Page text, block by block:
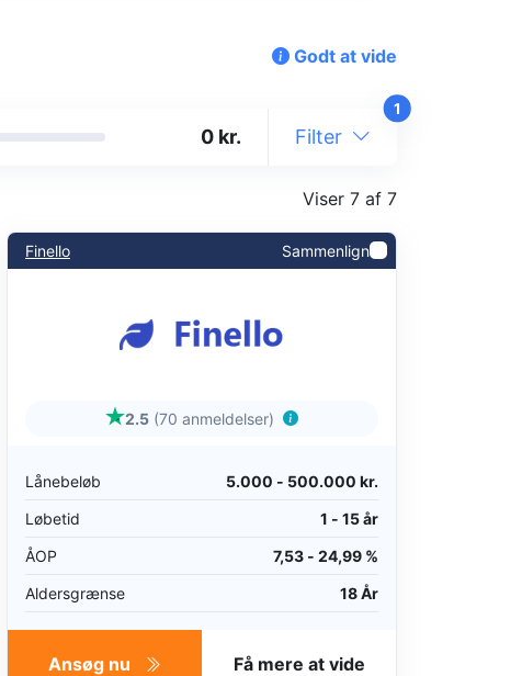
Godt at vide
kr. Filter
1
Viser 7 af 7
Finello Sammenlign
2.5 (70 anmeldelser)
Lånebeløb
5.000 - 500.000 kr.
Løbetid
1 - 15 år
ÅOP
7,53 - 24,99 %
Aldersgrænse
18 År
Ansøg nu Få mere at vide